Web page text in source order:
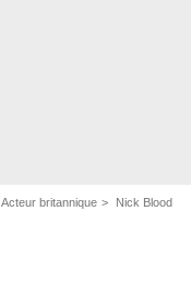
Acteur britannique Nick Blood